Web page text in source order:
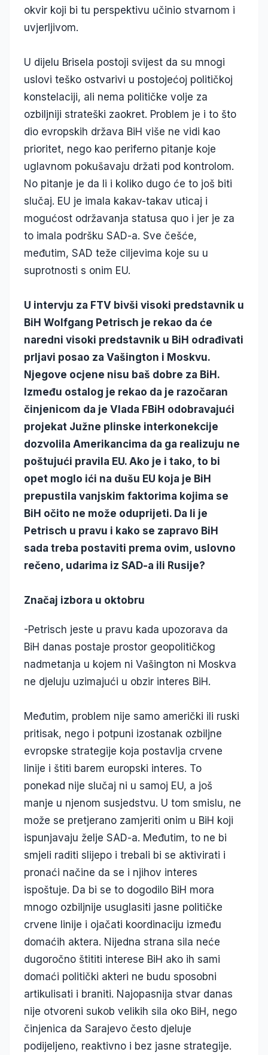
okvir koji bi tu perspektivu učinio stvarnom i
uvjerljivom.
U dijelu Brisela postoji svijest da su mnogi
uslovi teško ostvarivi u postojećoj političkoj
konstelaciji, ali nema političke volje za
ozbiljniji strateški zaokret. Problem je i to što
dio evropskih država BiH više ne vidi kao
prioritet, nego kao periferno pitanje koje
uglavnom pokušavaju držati pod kontrolom.
No pitanje je da li i koliko dugo će to još biti
slučaj. EU je imala kakav-takav uticaj i
mogućost održavanja statusa quo i jer je za
to imala podršku SAD-a. Sve češće,
međutim, SAD teže ciljevima koje su u
suprotnosti s onim EU.
U intervju za FTV bivši visoki predstavnik u
BiH Wolfgang Petrisch je rekao da će
naredni visoki predstavnik u BiH odrađivati
prljavi posao za Vašington i Moskvu.
Njegove ocjene nisu baš dobre za BiH.
Između ostalog je rekao da je razočaran
činjenicom da je Vlada FBiH odobravajući
projekat Južne plinske interkonekcije
dozvolila Amerikancima da ga realizuju ne
poštujući pravila EU. Ako je i tako, to bi
opet moglo ići na dušu EU koja je BiH
prepustila vanjskim faktorima kojima se
BiH očito ne može oduprijeti. Da li je
Petrisch u pravu i kako se zapravo BiH
sada treba postaviti prema ovim, uslovno
rečeno, udarima iz SAD-a ili Rusije?
Značaj izbora u oktobru
-Petrisch jeste u pravu kada upozorava da
BiH danas postaje prostor geopolitičkog
nadmetanja u kojem ni Vašington ni Moskva
ne djeluju uzimajući u obzir interes BiH.
Međutim, problem nije samo američki ili ruski
pritisak, nego i potpuni izostanak ozbiljne
evropske strategije koja postavlja crvene
linije i štiti barem europski interes. To
ponekad nije slučaj ni u samoj EU, a još
manje u njenom susjedstvu. U tom smislu, ne
može se pretjerano zamjeriti onim u BiH koji
ispunjavaju želje SAD-a. Međutim, to ne bi
smjeli raditi slijepo i trebali bi se aktivirati i
pronaći načine da se i njihov interes
ispoštuje. Da bi se to dogodilo BiH mora
mnogo ozbiljnije usuglasiti jasne političke
crvene linije i ojačati koordinaciju između
domaćih aktera. Nijedna strana sila neće
dugoročno štititi interese BiH ako ih sami
domaći politički akteri ne budu sposobni
artikulisati i braniti. Najopasnija stvar danas
nije otvoreni sukob velikih sila oko BiH, nego
činjenica da Sarajevo često djeluje
podijeljeno, reaktivno i bez jasne strategije.